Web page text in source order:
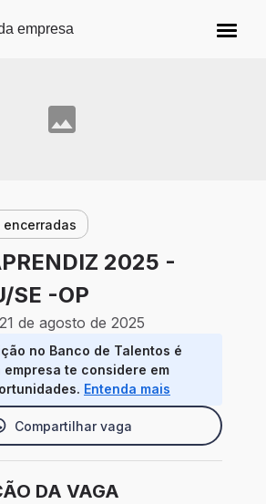
principal
empresa
2025 -
SE -OP
de agosto de 2025
no Banco de Talentos é
empresa te considere em
Entenda mais
Compartilhar vaga
DA VAGA